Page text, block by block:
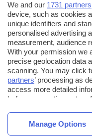
Huur Huizen biedt een
huizenprijstrends om je
woning.
Facebook
Instagram
Pinterest
We and our 1731 partners
device, such as cookies
unique identifiers and
personalised advertising
measurement, audience
With your permission we
precise geolocation data
scanning. You may click
partners’ processing as
access more detailed
before consenting or to
consent, but you have a
preferences will apply to
your preferences or
Manage Options